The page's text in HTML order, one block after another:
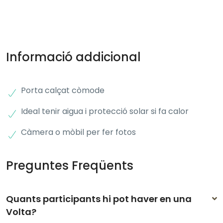
Informació addicional
Porta calçat còmode
Ideal tenir aigua i protecció solar si fa calor
Càmera o mòbil per fer fotos
Preguntes Freqüents
Quants participants hi pot haver en una
Volta?